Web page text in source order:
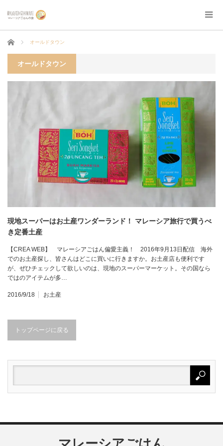
ホーム オールドタウン
オールドタウン
現地スーパーはお土産ワンダーランド！ マレーシア旅行で買うべ
き定番土産
【CREA WEB】 マレーシアごはん偏愛主義！ 2016年9月13日配信 海外
でのお土産探し、皆さんはどこに買いに行きますか。お土産店も便利です
が、ぜひチェックして欲しいのは、現地のスーパーマーケット。その国なら
ではのアイテムが多…
2016/9/18 お土産
トップページに戻る